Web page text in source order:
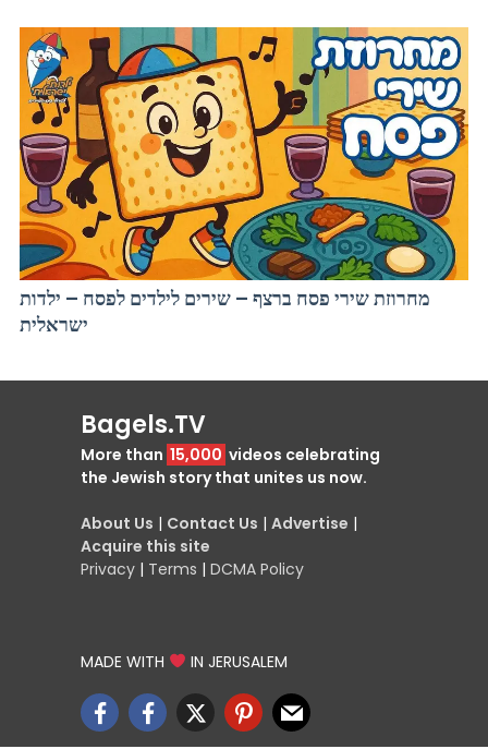
מחרוזת שירי פסח ברצף – שירים לילדים לפסח – ילדות
ישראלית
Bagels.TV
More than 15,000 videos celebrating
the Jewish story that unites us now.
About Us | Contact Us | Advertise |
Acquire this site
Privacy | Terms | DCMA Policy
MADE WITH IN JERUSALEM